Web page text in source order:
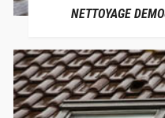
NETTOYAGE